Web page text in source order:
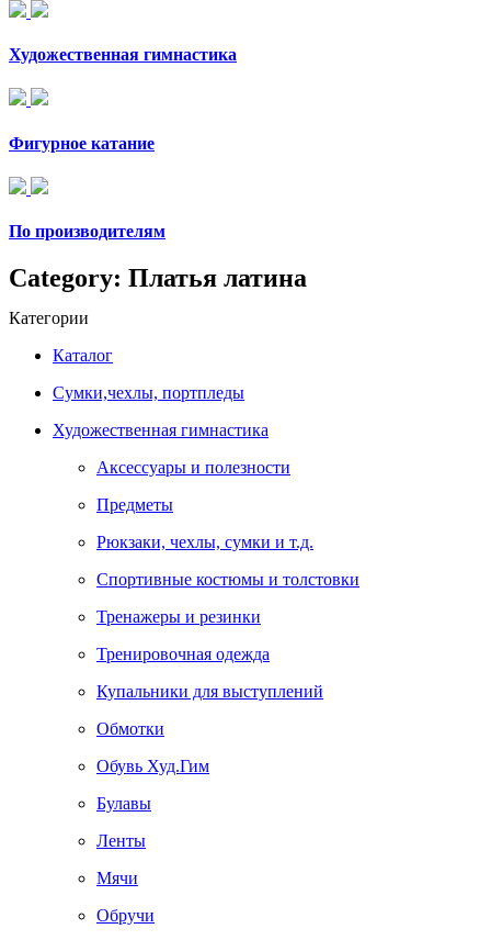
Художественная гимнастика
Фигурное катание
По производителям
Category: Платья латина
Категории
Каталог
Сумки,чехлы, портпледы
Художественная гимнастика
Аксессуары и полезности
Предметы
Рюкзаки, чехлы, сумки и т.д.
Спортивные костюмы и толстовки
Тренажеры и резинки
Тренировочная одежда
Купальники для выступлений
Обмотки
Обувь Худ.Гим
Булавы
Ленты
Мячи
Обручи